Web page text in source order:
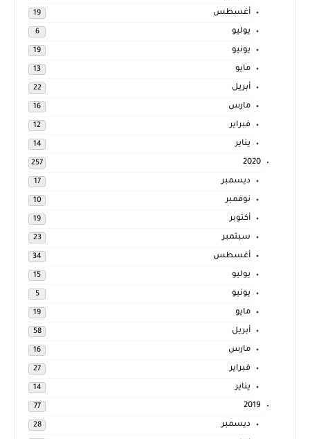
أغسطس 19
يوليو 6
يونيو 19
مايو 13
أبريل 22
مارس 16
فبراير 12
يناير 14
2020
257
ديسمبر 17
نوفمبر 10
أكتوبر 19
سبتمبر 23
أغسطس 34
يوليو 15
يونيو 5
مايو 19
أبريل 58
مارس 16
فبراير 27
يناير 14
2019
77
ديسمبر 28